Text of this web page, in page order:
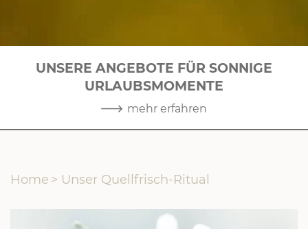
1 |10
UNSERE ANGEBOTE FÜR SONNIGE
URLAUBSMOMENTE
mehr erfahren
Home > Unser Quellfrisch-Ritual